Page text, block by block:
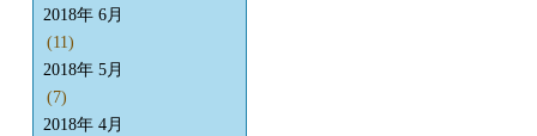
2018年 6月
(11)
2018年 5月
(7)
2018年 4月